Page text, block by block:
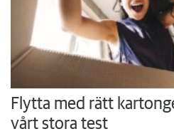
Flytta med rätt
vårt stora test